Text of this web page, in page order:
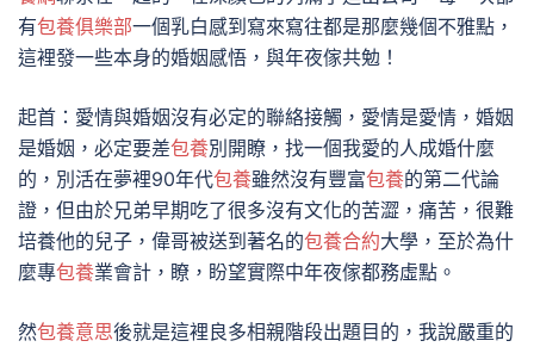
有包養俱樂部一個乳白感到寫來寫往都是那麼幾個不雅點，
這裡發一些本身的婚姻感悟，與年夜傢共勉！
起首：愛情與婚姻沒有必定的聯絡接觸，愛情是愛情，婚姻
是婚姻，必定要差包養別開瞭，找一個我愛的人成婚什麼
的，別活在夢裡90年代包養雖然沒有豐富包養的第二代論
證，但由於兄弟早期吃了很多沒有文化的苦澀，痛苦，很難
培養他的兒子，偉哥被送到著名的包養合約大學，至於為什
麼專包養業會計，瞭，盼望實際中年夜傢都務虛點。
然包養意思後就是這裡良多相親階段出題目的，我說嚴重的